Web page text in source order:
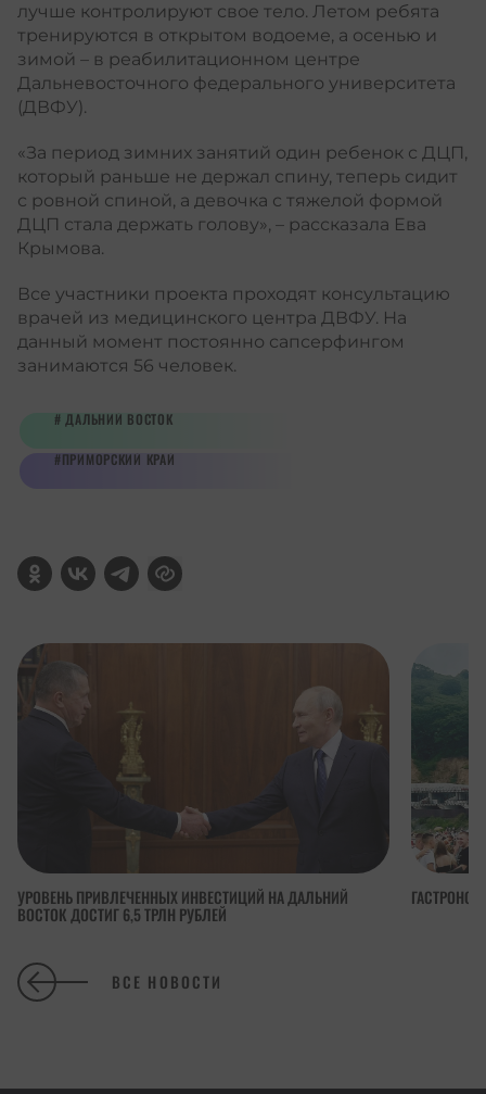
лучше контролируют свое тело. Летом ребята
тренируются в открытом водоеме, а осенью и
зимой – в реабилитационном центре
Дальневосточного федерального университета
(ДВФУ).
«За период зимних занятий один ребенок с ДЦП,
который раньше не держал спину, теперь сидит
с ровной спиной, а девочка с тяжелой формой
ДЦП стала держать голову», – рассказала Ева
Крымова.
Все участники проекта проходят консультацию
врачей из медицинского центра ДВФУ. На
данный момент постоянно сапсерфингом
занимаются 56 человек.
ДАЛЬНИЙ ВОСТОК
ПРИМОРСКИЙ КРАЙ
УРОВЕНЬ ПРИВЛЕЧЕННЫХ ИНВЕСТИЦИЙ НА ДАЛЬНИЙ
ВОСТОК ДОСТИГ 6,5 ТРЛН РУБЛЕЙ
ВСЕ НОВОСТИ